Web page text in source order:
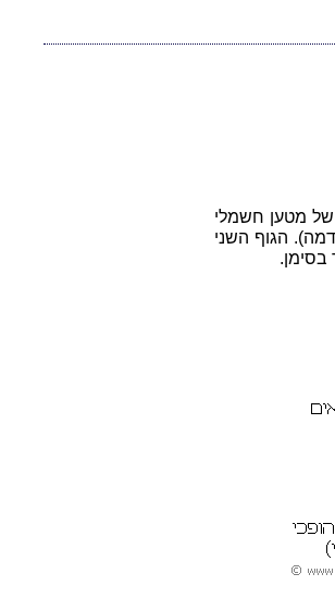
של מטען חשמלי
הגוף השני
בסימן.